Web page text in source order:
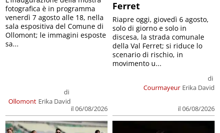
Ollomont
di
Erika David
il 06/08/2026
fotografica è in programma
venerdì 7 agosto alle 18, nella
sala espositiva del Comune di
Ollomont; le immagini esposte
sa...
Ferret
Courmayeur
di
Erika David
il 06/08/2026
Riapre oggi, giovedì 6 agosto,
solo di giorno e solo in
discesa, la strada comunale
della Val Ferret; si riduce lo
scenario di rischio, in
movimento u...